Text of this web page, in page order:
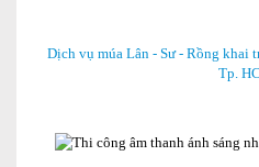
Dịch vụ múa Lân - Sư - Rồng khai
Tp.